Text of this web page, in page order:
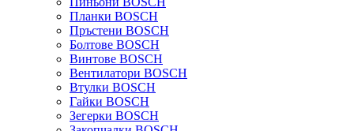
Планки BOSCH
Пръстени BOSCH
Болтове BOSCH
Винтове BOSCH
Вентилатори BOSCH
Втулки BOSCH
Гайки BOSCH
Зегерки BOSCH